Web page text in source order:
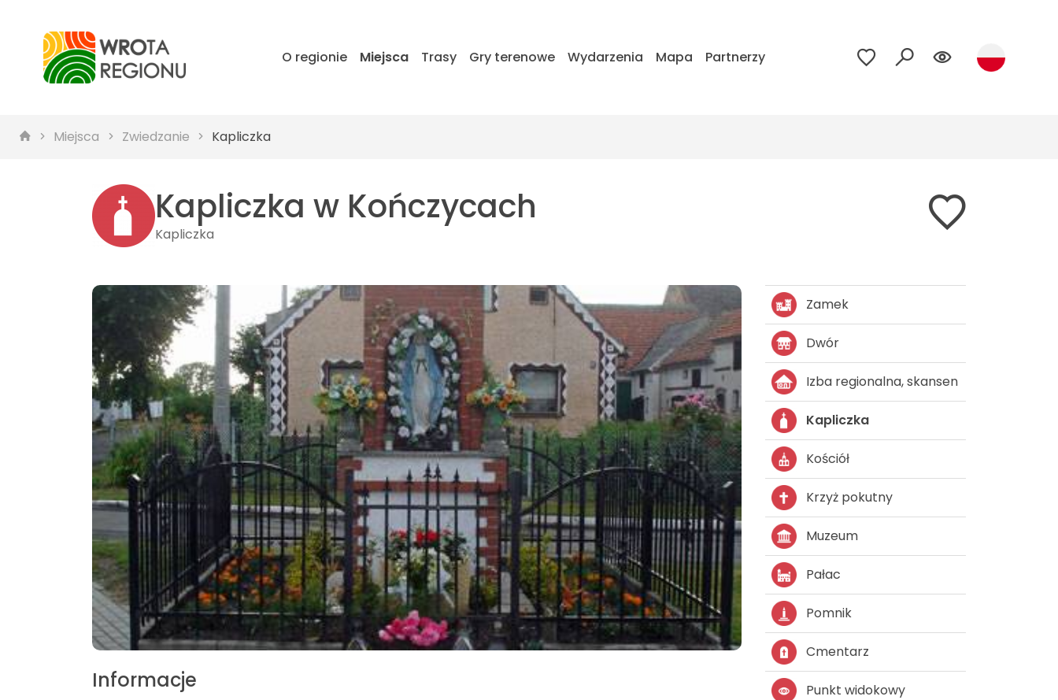
O regionie Miejsca Trasy Gry terenowe Wydarzenia Mapa Partnerzy
Miejsca Zwiedzanie Kapliczka
Kapliczka w Kończycach
Kapliczka
Informacje
Zamek
Dwór
Izba regionalna, skansen
Kapliczka
Kościół
Krzyż pokutny
Muzeum
Pałac
Pomnik
Cmentarz
Punkt widokowy